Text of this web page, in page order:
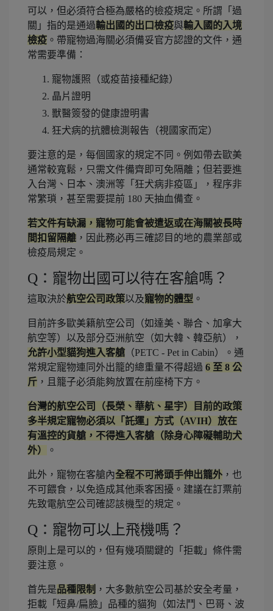
可以，但必須符合極為嚴格的檢疫規定。所謂「過
關」指的是通過輸出國的出口檢疫與輸入國的入境
檢疫 。帶寵物過海關必須備妥官方認證的文件，通
常需要準備：
寵物護照（或疫苗接種紀錄）
晶片證明
獸醫簽發的健康證明書
狂犬病的抗體檢測報告（視國家而定）
要注意的是，每個國家的規定不同。例如帶去歐美
通常較寬鬆，只需文件備齊即可免隔離；但若要進
入台灣、日本、澳洲等「狂犬病非疫區」，程序非
常繁瑣，甚至需要提前 180 天抽血備查。
若文件有缺漏，寵物可能會被遣返或在海關被長時
間扣留隔離 ，因此務必再三確認目的地的農業部或
檢疫局規定。
Q：寵物出國可以待在客艙嗎？
這取決於航空公司政策以及寵物的體型 。
目前許多歐美籍航空公司（如達美、聯合、加拿大
航空等）以及部分亞洲航空（如大韓、韓亞航），
允許小型貓狗進入客艙 （PETC - Pet in Cabin）。通
常規定寵物連同外出籠的總重量不得超過 6 至 8 公
斤 ，且籠子必須能夠放置在前座椅下方。
台灣的航空公司（長榮、華航、星宇）目前的政策
多半規定寵物必須以「託運」方式（AVIH）放在
有溫控的貨艙，不得進入客艙（除身心障礙輔助犬
外）
。
此外，寵物在客艙內全程不可將頭手伸出籠外 ，也
不可餵食，以免造成其他乘客困擾。建議在訂票前
先致電航空公司確認該機型的規定。
Q：寵物可以上飛機嗎？
原則上是可以的，但有幾項關鍵的「拒載」條件需
要注意。
首先是品種限制 ，大多數航空公司基於安全考量，
拒載「短鼻/扁臉」品種的貓狗（如法鬥、巴哥、波